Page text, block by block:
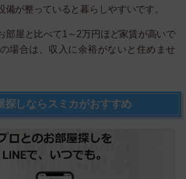
備が整っていると暮らしやすいです。
部屋と比べて1～2万円ほど家賃が高いで
場合は、収入に余裕がないと住めませ
探しならスミカがおすすめ